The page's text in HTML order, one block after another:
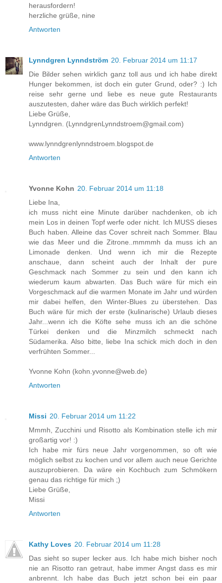
herausfordern!
herzliche grüße, nine
Antworten
Lynndgren Lynndström 20. Februar 2014 um 11:17
Die Bilder sehen wirklich ganz toll aus und ich habe direkt
Hunger bekommen, ist doch ein guter Grund, oder? :) Ich
reise sehr gerne und liebe es neue gute Restaurants
auszutesten, daher wäre das Buch wirklich perfekt!
Liebe Grüße,
Lynndgren. (LynndgrenLynndstroem@gmail.com)
www.lynndgrenlynndstroem.blogspot.de
Antworten
Yvonne Kohn 20. Februar 2014 um 11:18
Liebe Ina,
ich muss nicht eine Minute darüber nachdenken, ob ich
mein Los in deinen Topf werfe oder nicht. Ich MUSS dieses
Buch haben. Alleine das Cover schreit nach Sommer. Blau
wie das Meer und die Zitrone..mmmmh da muss ich an
Limonade denken. Und wenn ich mir die Rezepte
anschaue, dann scheint auch der Inhalt der pure
Geschmack nach Sommer zu sein und den kann ich
wiederum kaum abwarten. Das Buch wäre für mich ein
Vorgeschmack auf die warmen Monate im Jahr und würden
mir dabei helfen, den Winter-Blues zu überstehen. Das
Buch wäre für mich der erste (kulinarische) Urlaub dieses
Jahr...wenn ich die Köfte sehe muss ich an die schöne
Türkei denken und die Minzmilch schmeckt nach
Südamerika. Also bitte, liebe Ina schick mich doch in den
verfrühten Sommer...
Yvonne Kohn (kohn.yvonne@web.de)
Antworten
Missi 20. Februar 2014 um 11:22
Mmmh, Zucchini und Risotto als Kombination stelle ich mir
großartig vor! :)
Ich habe mir fürs neue Jahr vorgenommen, so oft wie
möglich selbst zu kochen und vor allem auch neue Gerichte
auszuprobieren. Da wäre ein Kochbuch zum Schmökern
genau das richtige für mich ;)
Liebe Grüße,
Missi
Antworten
Kathy Loves 20. Februar 2014 um 11:28
Das sieht so super lecker aus. Ich habe mich bisher noch
nie an Risotto ran getraut, habe immer Angst dass es mir
anbrennt. Ich habe das Buch jetzt schon bei ein paar